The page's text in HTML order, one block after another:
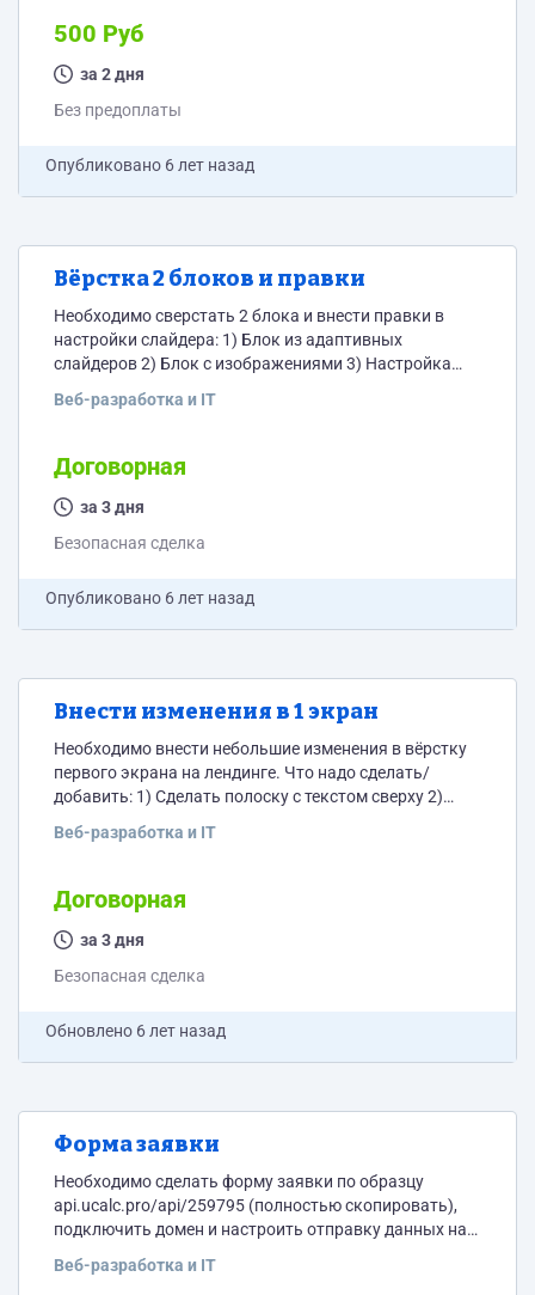
поставить интервал, например чтоб она запускалась
каждые 2 сек. Где делать:
https://remontkvartirvsanktpeterburge.ru/portfolio/ CMS
500 Руб
за 2 дня
Без предоплаты
Опубликовано 6 лет назад
Вёрстка 2 блоков и правки
Необходимо сверстать 2 блока и внести правки в
настройки слайдера: 1) Блок из адаптивных
слайдеров 2) Блок с изображениями 3) Настройка
находится здесь:
%D0%AD%D0%9A%D0%A0%D0%90%D0%9D Сайт
(лендинг) на html без cms, дизайн-квартир.рф
Веб-разработка и IT
Договорная
за 3 дня
Безопасная сделка
Опубликовано 6 лет назад
Внести изменения в 1 экран
Необходимо внести небольшие изменения в вёрстку
первого экрана на лендинге. Что надо сделать/
добавить: 1) Сделать полоску с текстом сверху 2)
Добавить текст 4) Видоизменить меню (нужно чтоб
действию не нужно) 5) Добавить кнопки для
переключения слайдера 6) Внести настройки
размеров для слайдера (для 2-х размеров)
Веб-разработка и IT
Договорная
за 3 дня
Безопасная сделка
Обновлено 6 лет назад
Форма заявки
Необходимо сделать форму заявки по образцу
api.ucalc.pro/api/259795 (полностью скопировать),
подключить домен и настроить отправку данных на
из этой формы)
Веб-разработка и IT